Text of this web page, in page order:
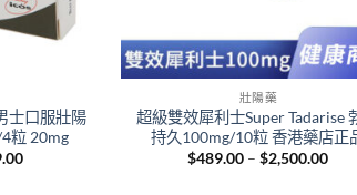
士口服壯陽
粒 20mg
Current
壯陽藥
超級雙效犀利士Super Tadarise
持久100mg/10粒 香港藥店正
$489.00 – $2,500.00Price